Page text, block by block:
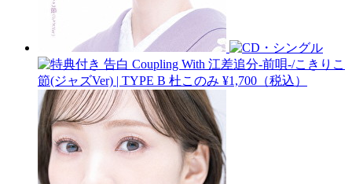
告白 Coupling With 江差追分-前唄-/こきりこ
節(ジャズVer) | TYPE B 杜このみ ¥1,700（税込）